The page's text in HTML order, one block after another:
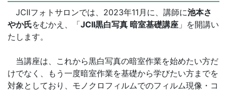
JCIIフォトサロンでは、2023年11月に、講師に池本さ
やか氏をむかえ、「JCII黒白写真 暗室基礎講座 」を開講い
たします。
当講座は、これから黒白写真の暗室作業を始めたい方だ
けでなく、もう一度暗室作業を基礎から学びたい方までを
対象としており、モノクロフィルムでのフィルム現像・コ